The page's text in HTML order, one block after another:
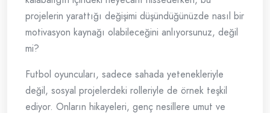
projelerin yarattığı değişimi düşündüğünüzde nasıl bir
motivasyon kaynağı olabileceğini anlıyorsunuz, değil
mi?
Futbol oyuncuları, sadece sahada yetenekleriyle
değil, sosyal projelerdeki rolleriyle de örnek teşkil
ediyor. Onların hikayeleri, genç nesillere umut ve